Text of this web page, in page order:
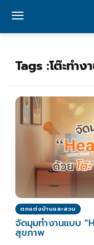
Tags :โต๊ะทำง
ตกแต่งบ้านและสวน
จัดมุมทำงานแบบ
สุขภาพ